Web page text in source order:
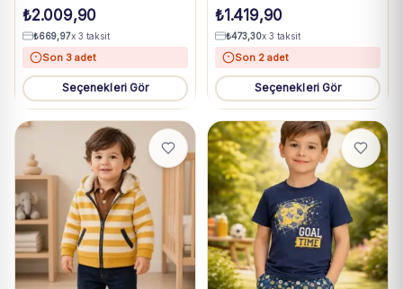
3'lü Takım
₺2.009,90
₺669,97x 3 taksit
Son 3 adet
Seçenekleri Gör
₺1.419,90
₺473,30x 3 taksit
Son 2 adet
Seçenekleri Gör